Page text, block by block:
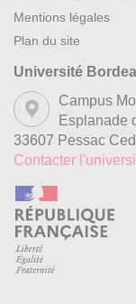
Mentions légales
Plan du site
Université
Campus
Esplanade
33607 Pessac
Contacter